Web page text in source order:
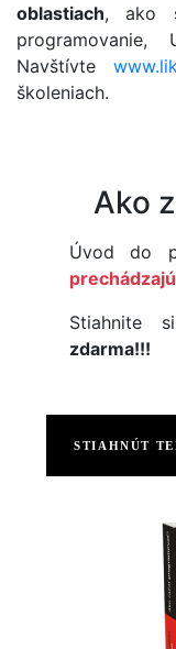
oblastiach, ako
programovanie,
Navštívte
školeniach.
Ako
Úvod do
Stiahnite
zdarma!!!
STIAHNÚT